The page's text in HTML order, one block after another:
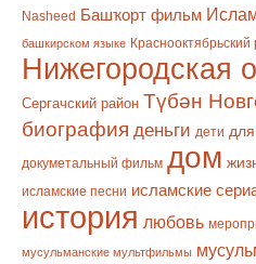
Nasheed Башҡорт фильм
башкирском языке Краснооктябрьский
Нижегородская
Сергачский район Түбән
биография деньги дети
докуметальный фильм дом
исламские песни исламские
история любовь
мусульманские мультфильмы